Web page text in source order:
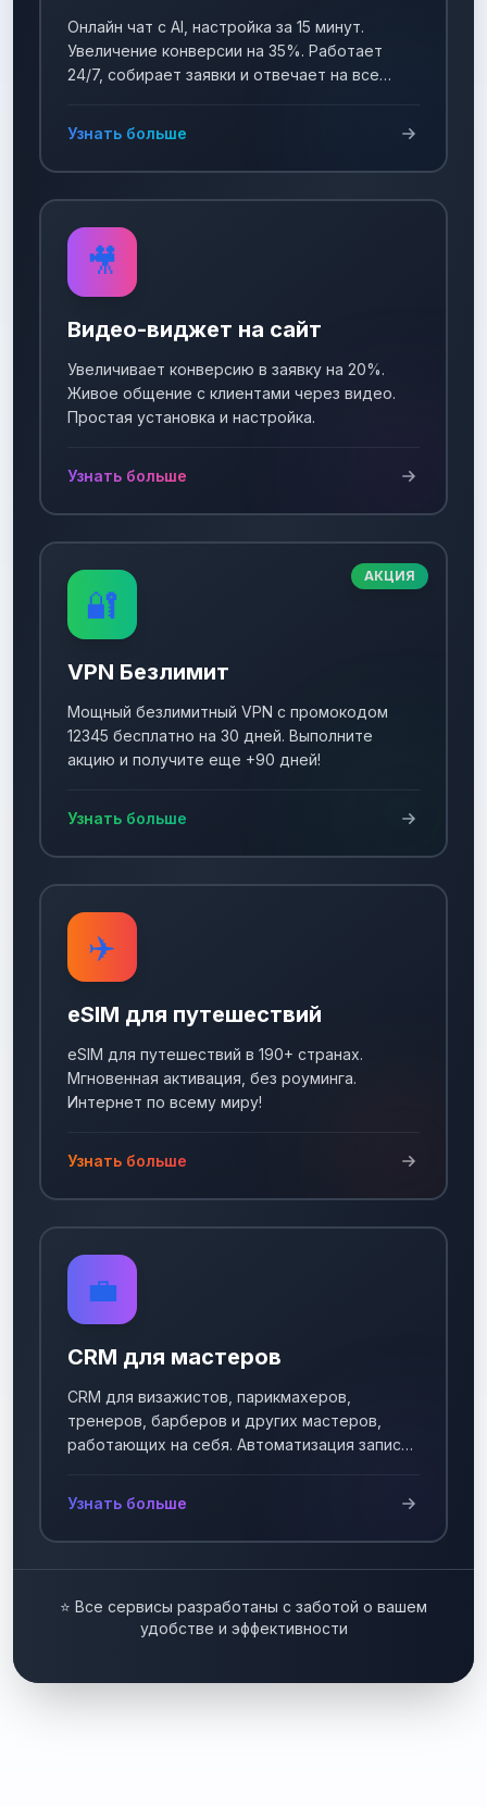
Онлайн чат с AI, настройка за 15 минут.
Увеличение конверсии на 35%. Работает
24/7, собирает заявки и отвечает на все
Узнать больше
🎥
Видео-виджет на сайт
Увеличивает конверсию в заявку на 20%.
Живое общение с клиентами через видео.
Простая установка и настройка.
Узнать больше
АКЦИЯ
🔐
VPN Безлимит
Мощный безлимитный VPN с промокодом
12345 бесплатно на 30 дней. Выполните
акцию и получите еще +90 дней!
Узнать больше
✈️
eSIM для путешествий
eSIM для путешествий в 190+ странах.
Мгновенная активация, без роуминга.
Интернет по всему миру!
Узнать больше
💼
CRM для мастеров
CRM для визажистов, парикмахеров,
тренеров, барберов и других мастеров,
работающих на себя. Автоматизация записи
Узнать больше
⭐ Все сервисы разработаны с заботой о вашем
удобстве и эффективности